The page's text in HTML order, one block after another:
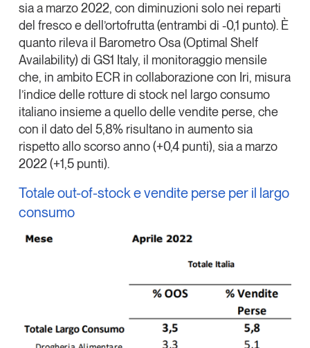
Comunicati stampa
Video
Podcast
Eventi e formazione
Tutti gli appuntamenti
Chi siamo
Tendenze Journal
La nostra newsletter nella tua email
sia a marzo 2022, con diminuzioni solo nei reparti
del fresco e dell’ortofrutta (entrambi di -0,1 punto). È
quanto rileva il Barometro Osa(Optimal Shelf
Availability) di GS1 Italy, il monitoraggio mensile
che, in ambito ECR in collaborazione con Iri, misura
l’indice delle rotture di stock nel largo consumo
italiano insieme a quello dellevendite perse, che
con il dato del 5,8%risultano in aumento sia
rispetto allo scorso anno (+0,4 punti), sia a marzo
2022 (+1,5 punti).
Totale out-of-stock e vendite perse per il largo
consumo